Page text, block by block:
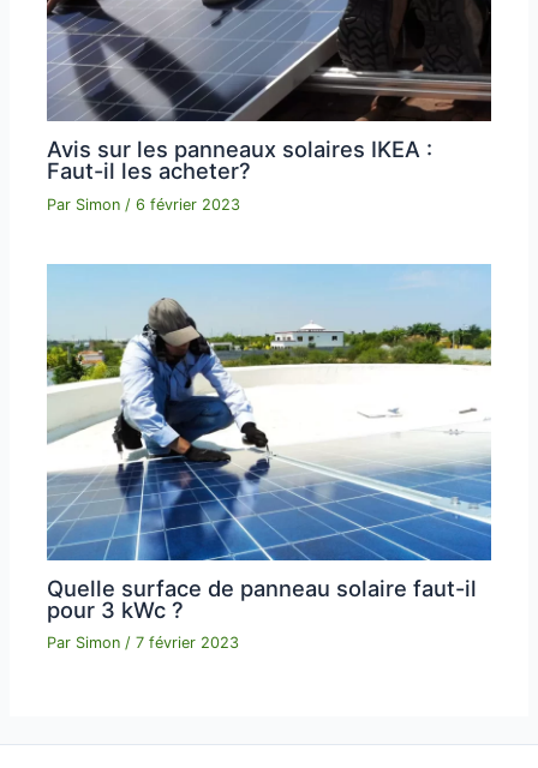
Avis sur les panneaux solaires IKEA :
Faut-il les acheter?
Par Simon /6 février 2023
Quelle surface de panneau solaire faut-il
pour 3 kWc ?
Par Simon/7 février 2023